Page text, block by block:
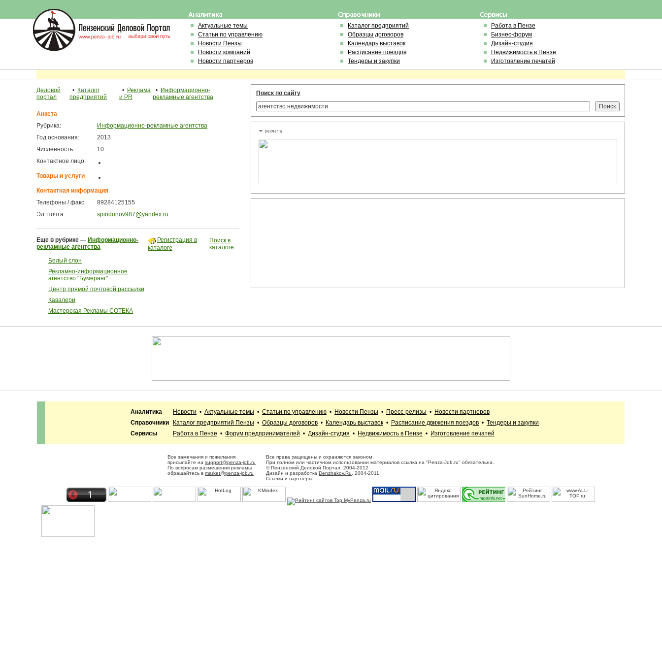
Актуальные темы
Статьи по управлению
Новости Пензы
Новости компаний
Новости партнеров
Каталог предприятий
Образцы договоров
Календарь выставок
Расписание поездов
Тендеры и закупки
Работа в Пензе
Бизнес-форум
Дизайн-студия
Недвижимость в Пензе
Изготовление печатей
Деловой
портал
• Каталог
предприятий
• Реклама
и PR
• Информационно-
рекламные агентства
Анкета
Рубрика:
Информационно-рекламные агентства
Год основания:
2013
Численность:
10
Контактное лицо:
Товары и услуги
Контактная информация
Телефоны / факс:
89284125155
Эл. почта:
spiridonov987 yandex.ru
Еще в рубрике — Информационно-
рекламные агентства
Белый слон
Рекламно-информационное
агентство "Бумеранг"
Центр прямой почтовой рассылки
Кавалери
Мастерская Рекламы СОТЕКА
Регистрация в
каталоге
Поиск в
каталоге
Поиск по сайту
Аналитика Новости • Актуальные темы • Статьи по управлению • Новости Пензы • Пресс-релизы • Новости партнеров
Справочники
Каталог предприятий Пензы • Образцы договоров • Календарь выставок • Расписание движения поездов • Тендеры и закупки
Сервисы
Работа в Пензе • Форум предпринимателей • Дизайн-студия • Недвижимость в Пензе • Изготовление печатей
Все замечания и пожелания
присылайте на support@penza-job.ru
По вопросам размещения рекламы
обращайтесь в market@penza-job.ru
Все права защищены и охраняются законом.
При полном или частичном использовании материалов ссылка на "Penza-Job.ru" обязательна.
© Пензенский Деловой Портал, 2004-2012
Дизайн и разработка Denzhakov.Ru , 2004-2011
Ссылки и партнеры